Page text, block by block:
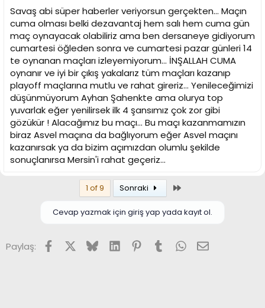
Savaş abi süper haberler veriyorsun gerçekten... Maçın
cuma olması belki dezavantaj hem salı hem cuma gün
maç oynayacak olabiliriz ama ben dersaneye gidiyorum
cumartesi öğleden sonra ve cumartesi pazar günleri 14
te oynanan maçları izleyemiyorum... İNŞALLAH CUMA
oynanır ve iyi bir çıkış yakalarız tüm maçları kazanıp
playoff maçlarına mutlu ve rahat gireriz... Yenileceğimizi
düşünmüyorum Ayhan Şahenkte ama olurya top
yuvarlak eğer yenilirsek ilk 4 şansımız çok zor gibi
gözükür ! Alacağımız bu maçı... Bu maçı kazanmamızın
biraz Asvel maçına da bağlıyorum eğer Asvel maçını
kazanırsak ya da bizim açımızdan olumlu şekilde
sonuçlanırsa Mersin'i rahat geçeriz...
1 of 9 Sonraki
Cevap yazmak için giriş yap yada kayıt ol.
Paylaş: FacebookX (Twitter)
BlueskyLinkedInPinterest
TumblrWhatsApp
E-posta